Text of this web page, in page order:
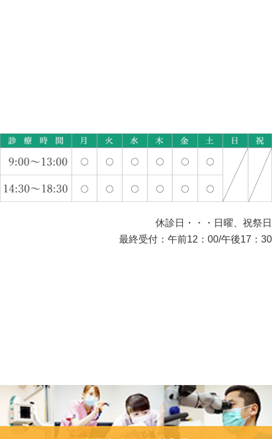
休診日・・・日曜、祝祭日
最終受付：午前12：00/午後17：30